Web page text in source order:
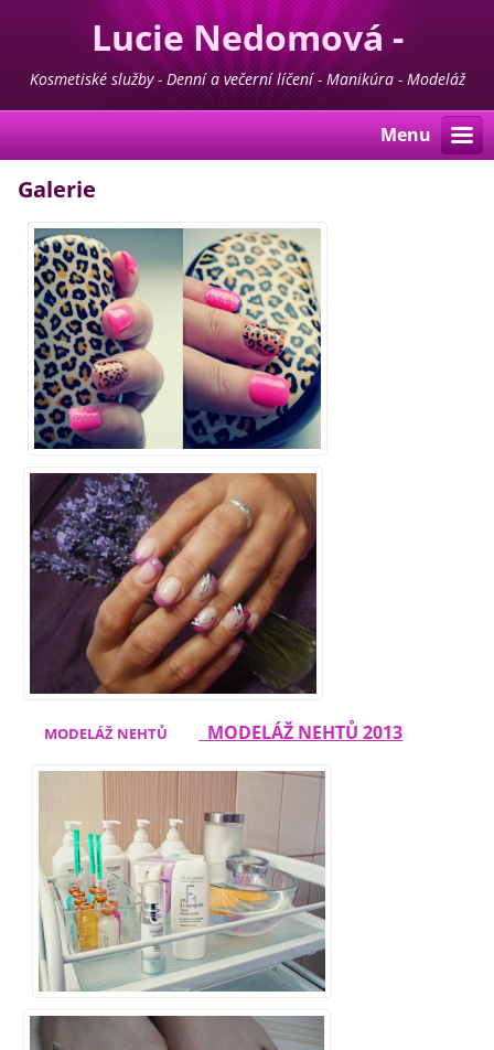
Lucie Nedomová -
Kosmetika - Manikúra -
Pedikúra
Kosmetiské služby - Denní a večerní líčení - Manikúra - Modeláž
nehtů - Pedikúra - Depilace - Prodej kosmetiky For Life & Madaga
Menu
Galerie
MODELÁŽ NEHTŮ MODELÁŽ NEHTŮ 2013